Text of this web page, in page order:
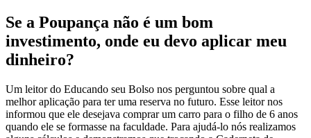
Se a Poupança não é um bom
investimento, onde eu devo aplicar meu
dinheiro?
Um leitor do Educando seu Bolso nos perguntou sobre qual a
melhor aplicação para ter uma reserva no futuro. Esse leitor nos
informou que ele desejava comprar um carro para o filho de 6 anos
quando ele se formasse na faculdade. Para ajudá-lo nós realizamos